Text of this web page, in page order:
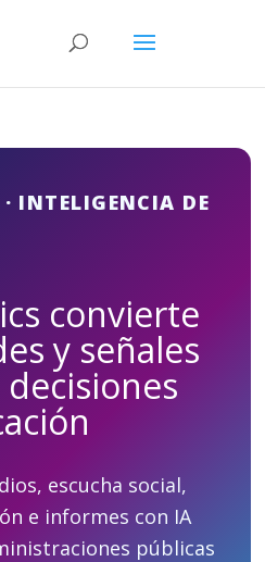
INTELIGENCIA DE
convierte
y señales
escucha social,
e informes con IA
públicas